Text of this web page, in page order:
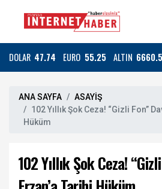
DOLAR 47.74 EURO 55.25 ALTIN 6660.5
ANA SAYFA
ASAYİŞ
102 Yıllık Şok Ceza! “Gizli Fon”
Hüküm
102 Yıllık Şok Ceza!